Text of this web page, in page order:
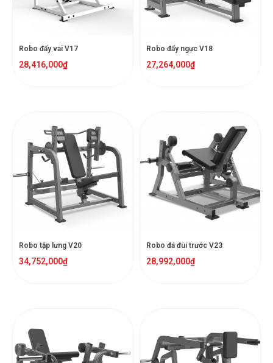
Robo đẩy vai V17
28,416,000₫
Robo đẩy ngực V18
27,264,000₫
Robo tập lưng V20
34,752,000₫
Robo đá đùi trước V23
28,992,000₫